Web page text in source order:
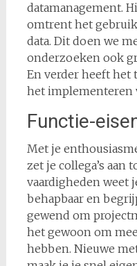
datamanagement.
omtrent het
data. Dit doen we
onderzoeken ook
En verder heeft het
het implementeren
Functie-
Met je
zet je collega’s aan
vaardigheden weet
behapbaar en
gewend om
het gewoon om
hebben. Nieuwe